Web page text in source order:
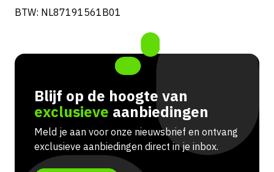
BTW: NL87191561B01
Blijf op de hoogte van
exclusieve aanbiedingen
Meld je aan voor onze nieuwsbrief en ontvang
exclusieve aanbiedingen direct in je inbox.